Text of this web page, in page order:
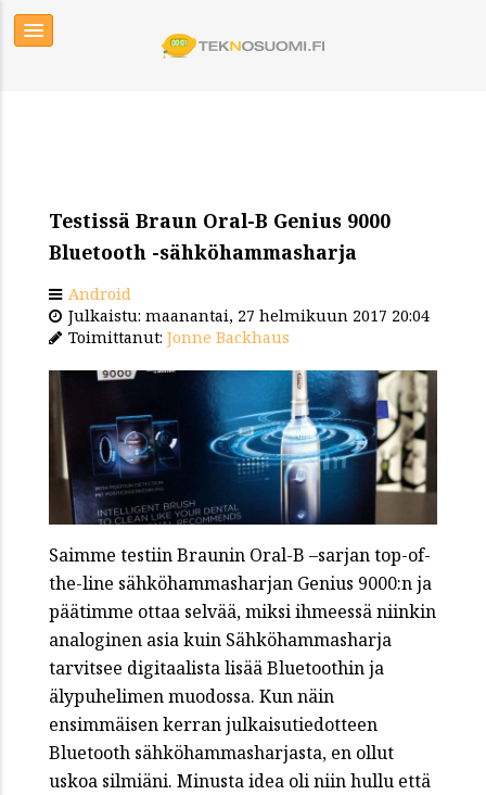
Testissä Braun Oral-B Genius 9000
Bluetooth -sähköhammasharja
Android
Julkaistu: maanantai, 27 helmikuun 2017 20:04
Toimittanut: Jonne Backhaus
Saimme testiin Braunin Oral-B –sarjan top-of-
the-line sähköhammasharjan Genius 9000:n ja
päätimme ottaa selvää, miksi ihmeessä niinkin
analoginen asia kuin Sähköhammasharja
tarvitsee digitaalista lisää Bluetoothin ja
älypuhelimen muodossa. Kun näin
ensimmäisen kerran julkaisutiedotteen
Bluetooth sähköhammasharjasta, en ollut
uskoa silmiäni. Minusta idea oli niin hullu että